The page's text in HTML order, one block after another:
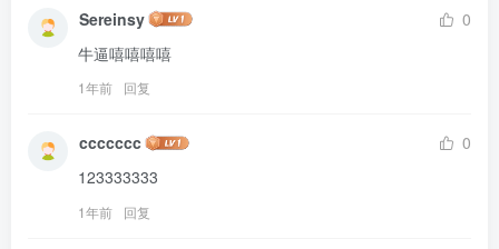
Sereinsy
0
牛逼嘻嘻嘻嘻
1年前 回复
ccccccc
0
123333333
1年前 回复